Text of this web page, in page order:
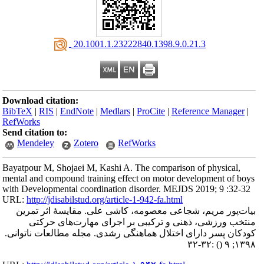
‎ 20.1001.1.23222840.1398.9.0.21.3
Download citation:
BibTeX |RIS |EndNote |Medlars |ProCite |Reference Manager
RefWorks
Send citation to:
Mendeley
Zotero RefWorks
Bayatpour M, Shojaei M, Kashi A. The comparison of physical,
mental and compound training effect on motor development of boys
with Developmental coordination disorder. MEJDS 2019; 9 :32-32
URL:http://jdisabilstud.org/article-1-942-fa.html
بیات‌پور مریم، شجاعی معصومه، کاشی علی. مقایسۀ اثر تمرین
منتخب ورزشی، ذهنی و ترکیبی بر اجرای مهارت‌های حرکتی
کودکان پسر دارای اختلال هماهنگی رشدی. مجله مطالعات ناتوانی.
۱۳۹۸; ۹
() :۳۲-۳۲